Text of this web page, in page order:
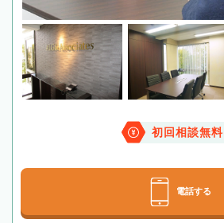
初回相談無料
電話する